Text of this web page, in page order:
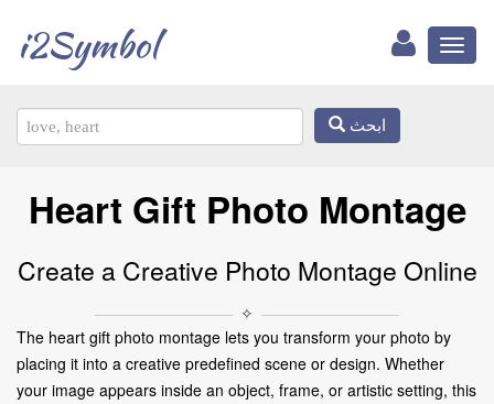
i2Symbol
ابحث
Heart Gift Photo Montage
Create a Creative Photo Montage Online
✧
The heart gift photo montage lets you transform your photo by
placing it into a creative predefined scene or design. Whether
your image appears inside an object, frame, or artistic setting, this